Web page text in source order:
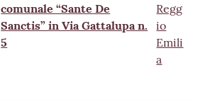
comunale “Sante De
Sanctis” in Via Gattalupa n.
5
Regg
io
Emili
a